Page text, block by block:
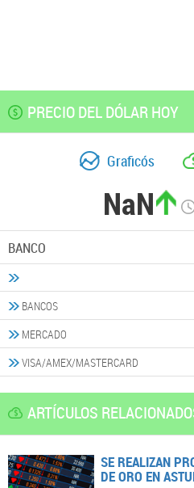
PRECIO DEL DÓLAR HOY
Graficós
NaN
BANCO
BANCOS
MERCADO
VISA/AMEX/MASTERCARD
ARTÍCULOS
SE REALIZAN
DE ORO EN